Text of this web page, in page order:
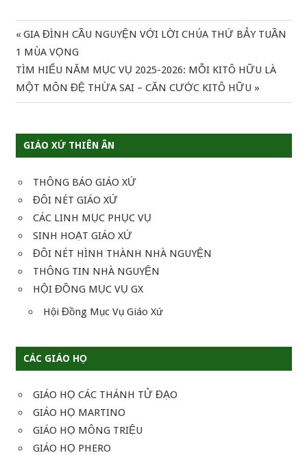
GIÁO XỨ THIÊN ÂN
THÔNG BÁO GIÁO XỨ
ĐÔI NÉT GIÁO XỨ
CÁC LINH MỤC PHỤC VỤ
SINH HOẠT GIÁO XỨ
ĐÔI NÉT HÌNH THÀNH NHÀ NGUYỆN
THÔNG TIN NHÀ NGUYỆN
HỘI ĐỒNG MỤC VỤ GX
Hội Đồng Mục Vụ Giáo Xứ
CÁC GIÁO HỌ
GIÁO HỌ CÁC THÁNH TỬ ĐẠO
GIÁO HỌ MARTINO
GIÁO HỌ MÔNG TRIỆU
GIÁO HỌ PHERO
Điều
hướng
bài
Previous
Post:
GIA ĐÌNH CẦU NGUYỆN VỚI LỜI CHÚA THỨ BẢY TUẦN
1 MÙA VỌNG
Next
Post:
TÌM HIỂU NĂM MỤC VỤ 2025-2026: MỖI KITÔ HỮU LÀ
MỘT MÔN ĐỆ THỪA SAI – CĂN CƯỚC KITÔ HỮU